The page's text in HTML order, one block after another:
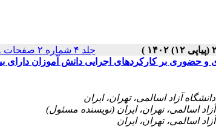
جلد ۴ شماره ۲ صفحات ۸۸-۷۳
حضوری بر کارکردهای اجرایی دانش آموزان دارای